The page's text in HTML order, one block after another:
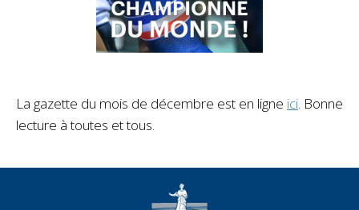
La gazette du mois de décembre est en ligne ici. Bonne
lecture à toutes et tous.